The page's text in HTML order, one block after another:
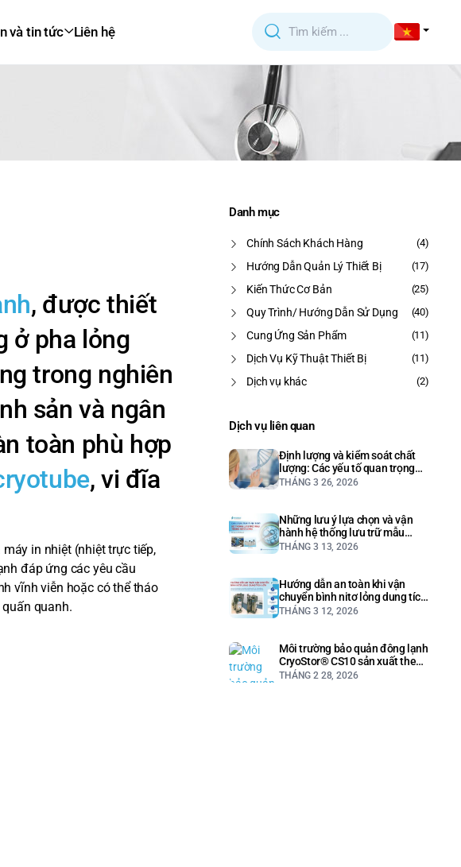
và tin tức Liên hệ
, được thiết
ở pha lỏng
trong nghiên
sản và ngân
toàn phù hợp
, vi đĩa
in nhiệt (nhiệt trực tiếp,
đáp ứng các yêu cầu
vĩnh viễn hoặc có thể tháo
quanh.
Danh mục
Chính Sách Khách Hàng (4)
Hướng Dẫn Quản Lý Thiết Bị (17)
Kiến Thức Cơ Bản (25)
Quy Trình/ Hướng Dẫn Sử Dụng (40)
Cung Ứng Sản Phẩm (11)
Dịch Vụ Kỹ Thuật Thiết Bị (11)
Dịch vụ khác (2)
Dịch vụ liên quan
Định lượng và kiểm soát chất
lượng: Các yếu tố quan trọng
trong phân tích cfDNA cho ứng
THÁNG 3 26, 2026
Những lưu ý lựa chọn và vận
hành hệ thống lưu trữ mẫu
trong nitơ lỏng | IVF/Biobank
THÁNG 3 13, 2026
Hướng dẫn an toàn khi vận
chuyển bình nitơ lỏng dung tích
lớn (LN₂)
THÁNG 3 12, 2026
Môi trường bảo quản đông lạnh
CryoStor® CS10 sản xuất theo
tiêu chuẩn cGMP
THÁNG 2 28, 2026